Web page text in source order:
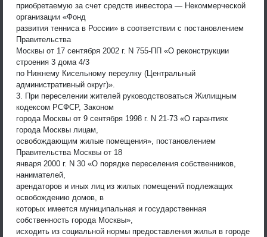
приобретаемую за счет средств инвестора — Некоммерческой
организации «Фонд
развития тенниса в России» в соответствии с постановлением
Правительства
Москвы от 17 сентября 2002 г. N 755-ПП «О реконструкции
строения 3 дома 4/3
по Нижнему Кисельному переулку (Центральный
административный округ)».
3. При переселении жителей руководствоваться Жилищным
кодексом РСФСР, Законом
города Москвы от 9 сентября 1998 г. N 21-73 «О гарантиях
города Москвы лицам,
освобождающим жилые помещения», постановлением
Правительства Москвы от 18
января 2000 г. N 30 «О порядке переселения собственников,
нанимателей,
арендаторов и иных лиц из жилых помещений подлежащих
освобождению домов, в
которых имеется муниципальная и государственная
собственность города Москвы»,
исходить из социальной нормы предоставления жилья в городе